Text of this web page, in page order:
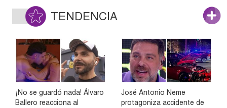
TENDENCIA
¡No se guardó nada! Álvaro
Ballero reacciona al
José Antonio Neme
protagoniza accidente de